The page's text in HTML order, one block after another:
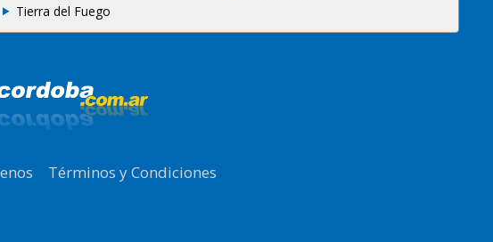
Tierra del Fuego
Términos y Condiciones